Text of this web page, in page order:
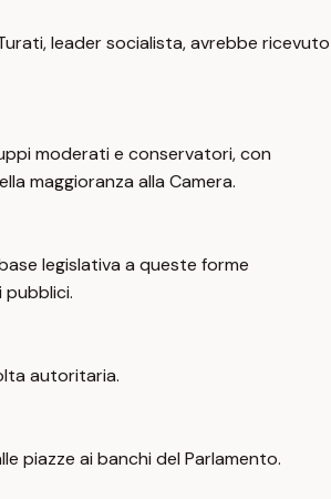
leader socialista, avrebbe ricevuto
moderati e conservatori, con
maggioranza alla Camera.
legislativa a queste forme
autoritaria.
piazze ai banchi del Parlamento.